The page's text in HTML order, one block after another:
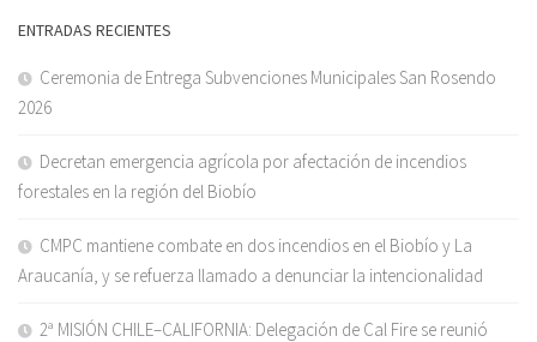
ENTRADAS RECIENTES
Ceremonia de Entrega Subvenciones Municipales San Rosendo
2026
Decretan emergencia agrícola por afectación de incendios
forestales en la región del Biobío
CMPC mantiene combate en dos incendios en el Biobío y La
Araucanía, y se refuerza llamado a denunciar la intencionalidad
2ª MISIÓN CHILE–CALIFORNIA: Delegación de Cal Fire se reunió